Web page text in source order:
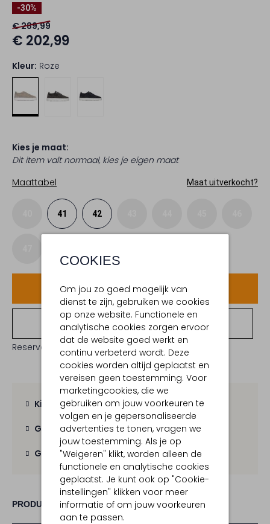
COOKIES
Om jou zo goed mogelijk van
dienst te zijn, gebruiken we cookies
op onze website. Functionele en
analytische cookies zorgen ervoor
dat de website goed werkt en
continu verbeterd wordt. Deze
cookies worden altijd geplaatst en
vereisen geen toestemming. Voor
marketingcookies, die we
gebruiken om jouw voorkeuren te
volgen en je gepersonaliseerde
advertenties te tonen, vragen we
jouw toestemming. Als je op
"Weigeren" klikt, worden alleen de
functionele en analytische cookies
geplaatst. Je kunt ook op "Cookie-
instellingen" klikken voor meer
informatie of om jouw voorkeuren
aan te passen.
-30%
€ 289,99
€ 202,99
Kleur: Roze
Kies je maat:
Dit item valt normaal, kies je eigen maat
Maattabel
Maat uitverkocht?
41 42
Voeg toe
Bekijk winkelvoorraad
Reserveer direct in een van onze 19 boutiques
Kies zelf je bezorgmoment
Gratis verzending vanaf € 100,-
Gratis retourbinnen 30 dagen
PRODUCT INFORMATIE